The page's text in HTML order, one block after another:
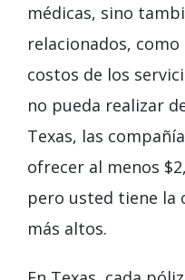
médicas, sino
relacionados,
costos de los
no pueda realizar
Texas, las
ofrecer al menos
pero usted tiene la
más altos.